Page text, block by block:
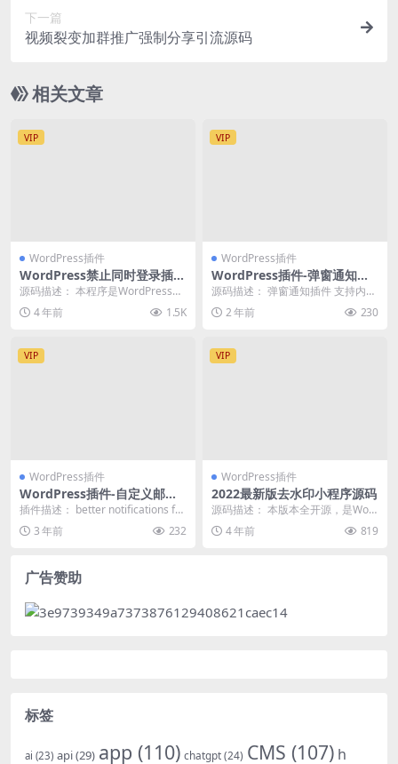
下一篇
视频裂变加群推广强制分享引流源码
相关文章
VIP
WordPress插件
WordPress禁止同时登录插件
(账号不同IP登录自动封号的方
法)
源码描述： 本程序是WordPress插
件，插件的功能是防止会员账号共
享，特别是...
4 年前 1.5K
VIP
WordPress插件
WordPress插件-弹窗通知插
件 支持内容自定义
源码描述： 弹窗通知插件 支持内容
自定义 源码截图：
2 年前 230
VIP
WordPress插件
WordPress插件-自定义邮件
通知-Better Notifications汉
化版【v1.8.2】
插件描述： better notifications for
WordPress...
3 年前 232
VIP
WordPress插件
2022最新版去水印小程序源码
源码描述： 本版本全开源，是Wor
dpress插件 上传到Wordpress 安...
4 年前 819
广告赞助
标签
ai (23) api(29) app (110) chatgpt(24) CMS (107) h